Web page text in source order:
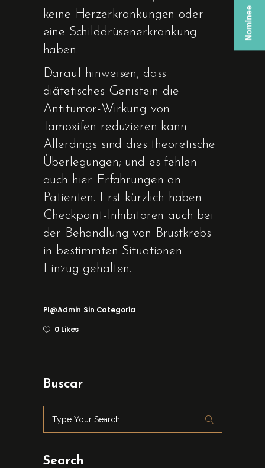
keine Herzerkrankungen oder
eine Schilddrüsenerkrankung
haben.
Darauf hinweisen, dass
diätetisches Genistein die
Antitumor-Wirkung von
Tamoxifen reduzieren kann.
Allerdings sind dies theoretische
Überlegungen; und es fehlen
auch hier Erfahrungen an
Patienten. Erst kürzlich haben
Checkpoint-Inhibitoren auch bei
der Behandlung von Brustkrebs
in bestimmten Situationen
Einzug gehalten.
Pl@admin Sin Categoría
0 Likes
Buscar
Search